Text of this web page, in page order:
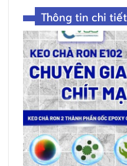
Thông tin chi